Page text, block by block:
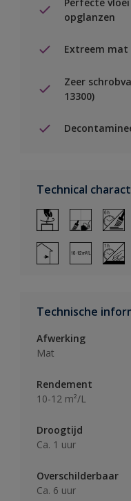
opglanzen
Extreem mat
Zeer
13300)
Technical
Technische
Afwerking
Mat
Rendement
10-12 m²/L
Droogtijd
Ca. 1 uur
Overschilderbaar
Ca. 6 uur